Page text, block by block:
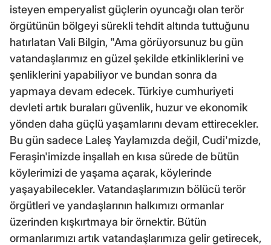
isteyen emperyalist güçlerin oyuncağı olan terör
örgütünün bölgeyi sürekli tehdit altında tuttuğunu
hatırlatan Vali Bilgin, "Ama görüyorsunuz bu gün
vatandaşlarımız en güzel şekilde etkinliklerini ve
şenliklerini yapabiliyor ve bundan sonra da
yapmaya devam edecek. Türkiye cumhuriyeti
devleti artık buraları güvenlik, huzur ve ekonomik
yönden daha güçlü yaşamlarını devam ettirecekler.
Bu gün sadece Laleş Yaylamızda değil, Cudi'mizde,
Feraşin'imizde inşallah en kısa sürede de bütün
köylerimizi de yaşama açarak, köylerinde
yaşayabilecekler. Vatandaşlarımızın bölücü terör
örgütleri ve yandaşlarının halkımızı ormanlar
üzerinden kışkırtmaya bir örnektir. Bütün
ormanlarımızı artık vatandaşlarımıza gelir getirecek,